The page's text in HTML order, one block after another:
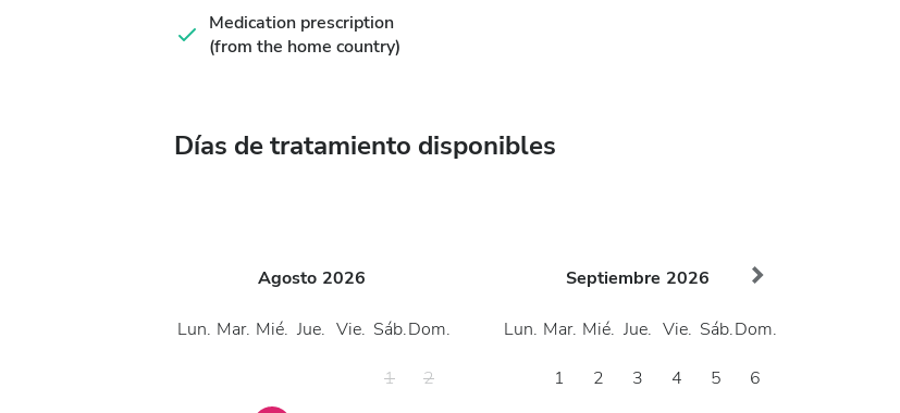
Medication prescription
(from the home country)
Días de tratamiento disponibles
Agosto 2026
Lun. Mar. Mié. Jue. Vie. Sáb.Dom.
1
2
Septiembre 2026
Lun. Mar. Mié. Jue. Vie. Sáb.Dom.
1 2 3 4 5
6